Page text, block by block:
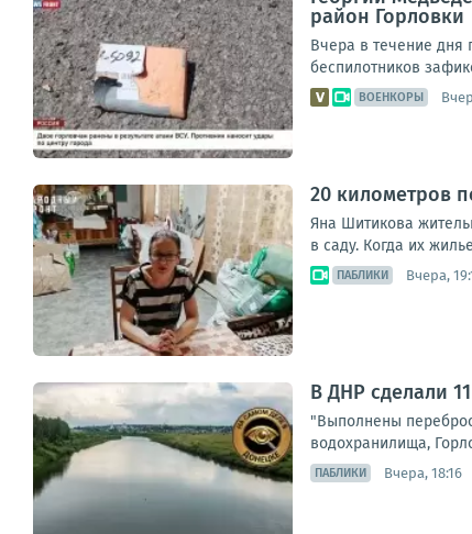
район Горловки
Вчера в течение дня
беспилотников
ВОЕНКОРЫ
20 километров
Яна Шитикова
в саду. Когда их
ПАБЛИКИ Вчера,
В ДНР сделали
"Выполнены
водохранилища,
ПАБЛИКИ Вчера, 18:16